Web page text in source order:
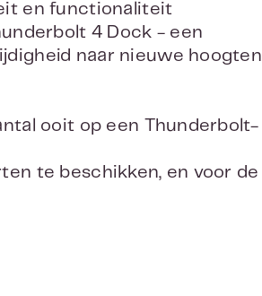
en functionaliteit
4 Dock - een
naar nieuwe hoogten
ooit op een Thunderbolt-
te beschikken, en voor de